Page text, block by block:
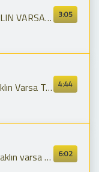
3:05
ORJİNAL KLİP
4:44
Takıl 1080p
6:02
takıl seyri alem